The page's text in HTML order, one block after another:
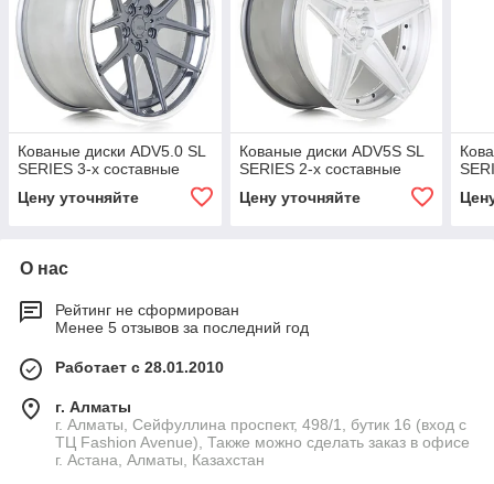
Кованые диски ADV5.0 SL
SERIES 3-х составные
Цену уточняйте
Кованые диски ADV5S SL
SERIES 2-х составные
Цену уточняйте
О нас
Рейтинг не сформирован
Менее 5 отзывов за последний год
Работает с 28.01.2010
г. Алматы
г. Алматы, Сейфуллина проспект, 498/1, бутик 16 (вход с
ТЦ Fashion Avenue), Также можно сделать заказ в офисе
г. Астана, Алматы, Казахстан